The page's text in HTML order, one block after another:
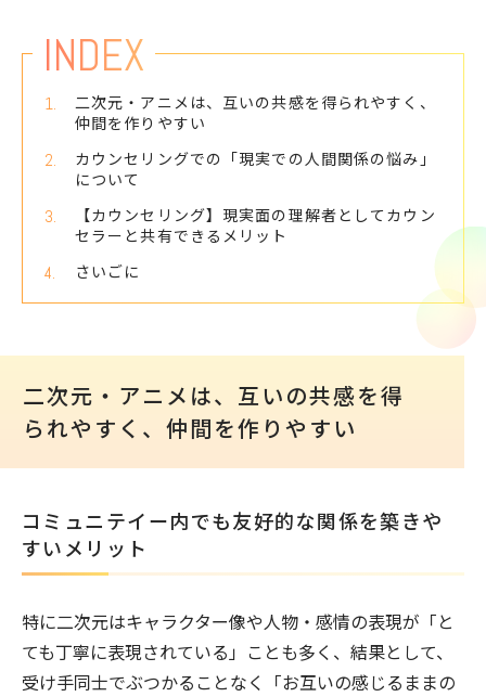
#嫌悪感
#繰り返す手洗い
#日内変動
#新型うつ病・非定型うつ病
#芸能人
#諦め癖
#八方美人
#見分けポイント
#真面目さ
#サザエさん症候群
#価値観
#HSP
#五月病 #家庭
#嫌がらせ
#占い
#毒親
#機能不全家族
#学校
#受験
#アンガーマネジメント
#自信がない
#成長・チャンス
#苦難・困難
#抑うつリアリズム
#役割期待
#過敏性腸症候群
#彼女
#ワークエンゲイジメント
#予防
INDEX
二次元・アニメは、互いの共感を得られやすく、
仲間を作りやすい
カウンセリングでの「現実での人間関係の悩み」
について
【カウンセリング】現実面の理解者としてカウン
セラーと共有できるメリット
さいごに
二次元・アニメは、互いの共感を得
られやすく、仲間を作りやすい
コミュニテイー内でも友好的な関係を築きや
すいメリット
特に二次元はキャラクター像や人物・感情の表現が「と
ても丁寧に表現されている」ことも多く、結果として、
受け手同士でぶつかることなく「お互いの感じるままの